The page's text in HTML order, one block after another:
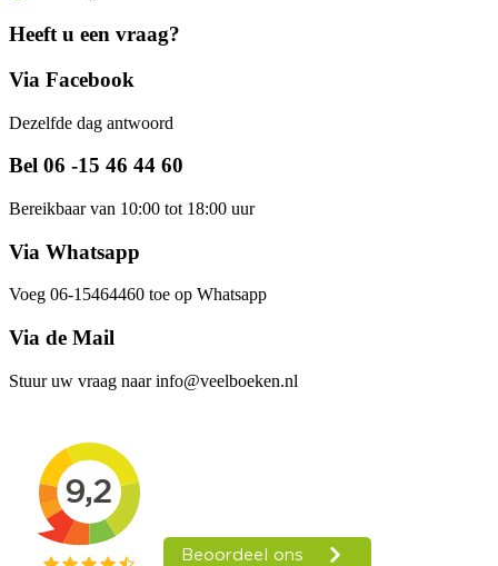
Heeft u een vraag?
Via Facebook
Dezelfde dag antwoord
Bel 06 -15 46 44 60
Bereikbaar van 10:00 tot 18:00 uur
Via Whatsapp
Voeg 06-15464460 toe op Whatsapp
Via de Mail
Stuur uw vraag naar info@veelboeken.nl